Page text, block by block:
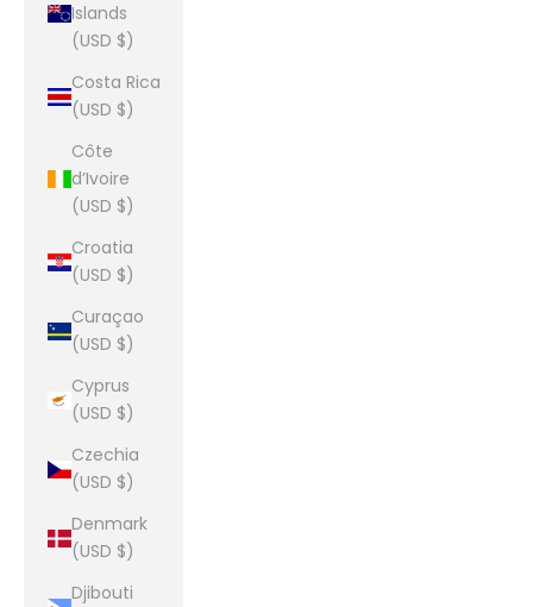
Islands
(USD $)
Costa Rica
(USD $)
Côte
d’Ivoire
(USD $)
Croatia
(USD $)
Curaçao
(USD $)
Cyprus
(USD $)
Czechia
(USD $)
Denmark
(USD $)
Djibouti